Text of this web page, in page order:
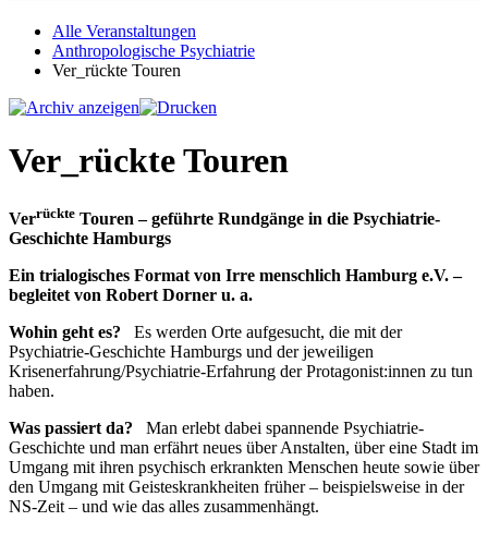
Alle Veranstaltungen
Anthropologische Psychiatrie
Ver_rückte Touren
Ver_rückte Touren
Verrückte Touren – geführte Rundgänge in die Psychiatrie-
Geschichte Hamburgs
Ein trialogisches Format von Irre menschlich Hamburg e.V. –
begleitet von Robert Dorner u. a.
Wohin geht es?
Es werden Orte aufgesucht, die mit der
Psychiatrie-Geschichte Hamburgs und der jeweiligen
Krisenerfahrung/Psychiatrie-Erfahrung der Protagonist:innen zu tun
haben.
Was passiert da?
Man erlebt dabei spannende Psychiatrie-
Geschichte und man erfährt neues über Anstalten, über eine Stadt im
Umgang mit ihren psychisch erkrankten Menschen heute sowie über
den Umgang mit Geisteskrankheiten früher – beispielsweise in der
NS-Zeit – und wie das alles zusammenhängt.